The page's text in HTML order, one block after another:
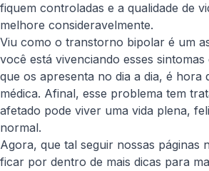
fiquem controladas e a qualidade de
melhore consideravelmente.
Viu como o transtorno bipolar é um
você está vivenciando esses
que os apresenta no dia a dia, é hora
médica. Afinal, esse problema tem
afetado pode viver uma vida plena,
normal.
Agora, que tal seguir nossas páginas
ficar por dentro de mais dicas para